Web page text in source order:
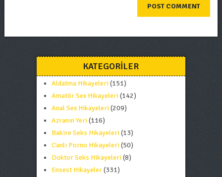
KATEGORILER
Aldatma Hikayeleri(151)
Amatör Sex Hikayeleri(142)
Anal Sex Hikayeleri(209)
Azranın Yeri(116)
Bakire Seks Hikayeleri(13)
Canlı Porno Hikayeleri(50)
Doktor Seks Hikayeleri(8)
Ensest Hikayeler(331)